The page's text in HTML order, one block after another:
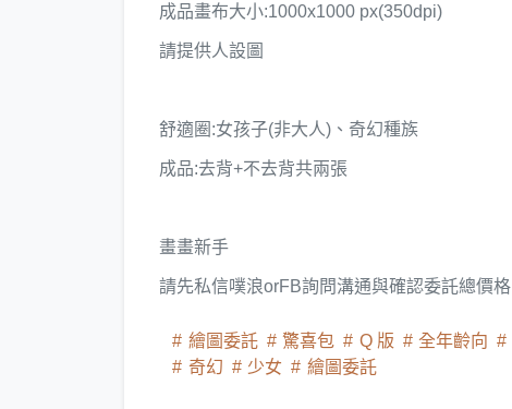
成品畫布大小:1000x1000 px(350dpi)
請提供人設圖
舒適圈:女孩子(非大人)、奇幻種族
成品:去背+不去背共兩張
畫畫新手
請先私信噗浪orFB詢問溝通與確認委託總價格
繪圖委託 驚喜包 Q 版 全年齡向
奇幻
少女 繪圖委託